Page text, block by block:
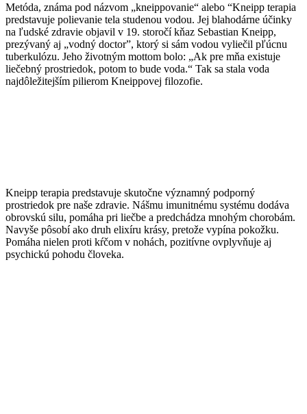
Metóda, známa pod názvom „kneippovanie“ alebo “Kneipp terapia
predstavuje polievanie tela studenou vodou. Jej blahodárne účinky
na ľudské zdravie objavil v 19. storočí kňaz Sebastian Kneipp,
prezývaný aj „vodný doctor”, ktorý si sám vodou vyliečil pľúcnu
tuberkulózu. Jeho životným mottom bolo: „Ak pre mňa existuje
liečebný prostriedok, potom to bude voda.“ Tak sa stala voda
najdôležitejším pilierom Kneippovej filozofie.
Kneipp terapia predstavuje skutočne významný podporný
prostriedok pre naše zdravie. Nášmu imunitnému systému dodáva
obrovskú silu, pomáha pri liečbe a predchádza mnohým chorobám.
Navyše pôsobí ako druh elixíru krásy, pretože vypína pokožku.
Pomáha nielen proti kŕčom v nohách, pozitívne ovplyvňuje aj
psychickú pohodu človeka.